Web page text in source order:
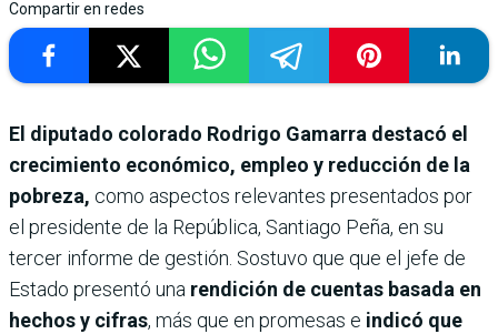
Compartir en redes
El diputado colorado Rodrigo Gamarra destacó el
crecimiento económico, empleo y reducción de la
pobreza, como aspectos relevantes presentados por
el presidente de la República, Santiago Peña, en su
tercer informe de gestión. Sostuvo que que el jefe de
Estado presentó una rendición de cuentas basada en
hechos y cifras, más que en promesas e indicó que